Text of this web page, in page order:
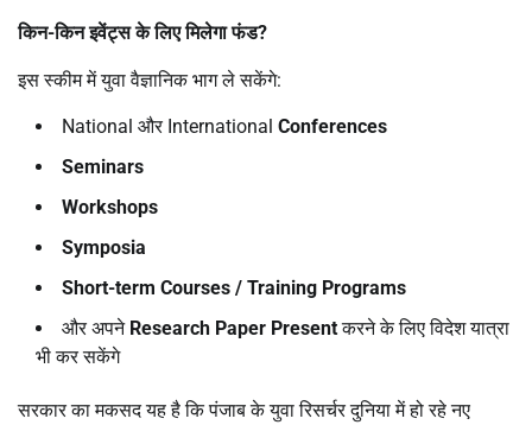
किन-किन इवेंट्स के लिए मिलेगा फंड?
इस स्कीम में युवा वैज्ञानिक भाग ले सकेंगे:
National और International Conferences
Seminars
Workshops
Symposia
Short-term Courses / Training Programs
और अपने Research Paper Presentकरने के लिए विदेश यात्रा
भी कर सकेंगे
सरकार का मकसद यह है कि पंजाब के युवा रिसर्चर दुनिया में हो रहे नए